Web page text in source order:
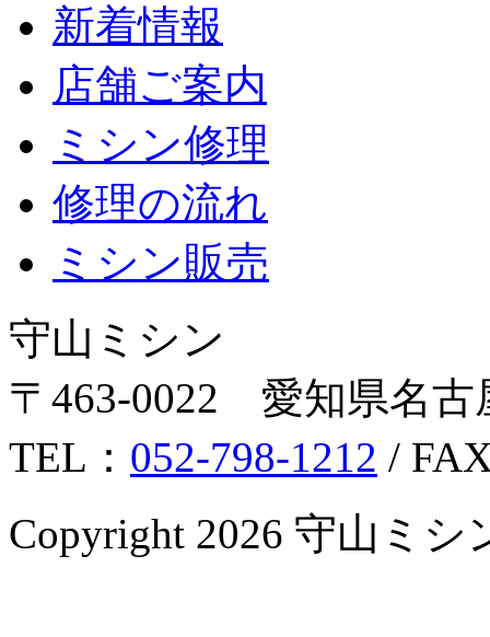
新着情報
店舗ご案内
ミシン修理
修理の流れ
ミシン販売
守山ミシン
〒463-0022 愛知県名古
TEL： 052-798-1212 /
Copyright 2026 守山ミシ